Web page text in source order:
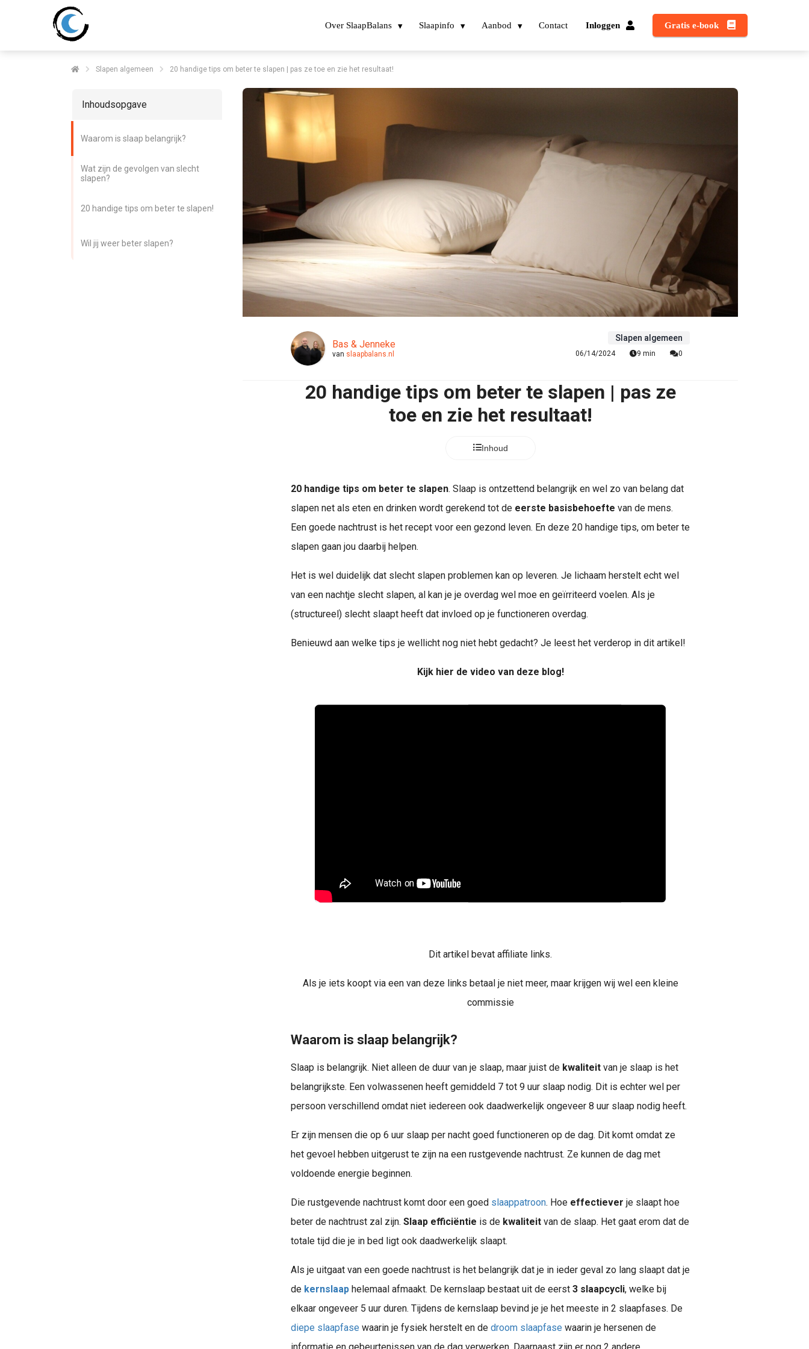
Over SlaapBalans Slaapinfo Aanbod Contact Inloggen Gratis e-book
Slapen algemeen 20 handige tips om beter te slapen | pas ze toe en zie het resultaat!
Inhoudsopgave
Waarom is slaap belangrijk?
Wat zijn de gevolgen van slecht
slapen?
20 handige tips om beter te slapen!
Wil jij weer beter slapen?
Bas & Jenneke
van slaapbalans.nl
Slapen algemeen
06/14/2024 9 min 0
20 handige tips om beter te slapen | pas ze
toe en zie het resultaat!
Inhoud
20 handige tips om beter te slapen. Slaap is ontzettend belangrijk en wel zo van belang dat
slapen net als eten en drinken wordt gerekend tot de eerste basisbehoefte van de mens.
Een goede nachtrust is het recept voor een gezond leven. En deze 20 handige tips, om beter te
slapen gaan jou daarbij helpen.
Het is wel duidelijk dat slecht slapen problemen kan op leveren. Je lichaam herstelt echt wel
van een nachtje slecht slapen, al kan je je overdag wel moe en geïrriteerd voelen. Als je
(structureel) slecht slaapt heeft dat invloed op je functioneren overdag.
Benieuwd aan welke tips je wellicht nog niet hebt gedacht? Je leest het verderop in dit artikel!
Kijk hier de video van deze blog!
Dit artikel bevat affiliate links.
Als je iets koopt via een van deze links betaal je niet meer, maar krijgen wij wel een kleine
commissie
Waarom is slaap belangrijk?
Slaap is belangrijk. Niet alleen de duur van je slaap, maar juist de kwaliteit van je slaap is het
belangrijkste. Een volwassenen heeft gemiddeld 7 tot 9 uur slaap nodig. Dit is echter wel per
persoon verschillend omdat niet iedereen ook daadwerkelijk ongeveer 8 uur slaap nodig heeft.
Er zijn mensen die op 6 uur slaap per nacht goed functioneren op de dag. Dit komt omdat ze
het gevoel hebben uitgerust te zijn na een rustgevende nachtrust. Ze kunnen de dag met
voldoende energie beginnen.
Die rustgevende nachtrust komt door een goed slaappatroon. Hoe effectiever je slaapt hoe
beter de nachtrust zal zijn. Slaap efficiëntie is de kwaliteit van de slaap. Het gaat erom dat de
totale tijd die je in bed ligt ook daadwerkelijk slaapt.
Als je uitgaat van een goede nachtrust is het belangrijk dat je in ieder geval zo lang slaapt dat je
de kernslaap helemaal afmaakt. De kernslaap bestaat uit de eerst 3 slaapcycli, welke bij
elkaar ongeveer 5 uur duren. Tijdens de kernslaap bevind je je het meeste in 2 slaapfases. De
diepe slaapfase waarin je fysiek herstelt en de droom slaapfase waarin je hersenen de